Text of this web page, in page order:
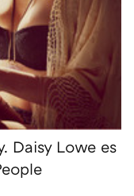
Daisy Lowe es